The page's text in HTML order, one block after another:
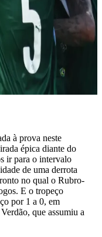
à prova neste
épica diante do
ir para o intervalo
de uma derrota
no qual o Rubro-
E o tropeço
por 1 a 0, em
que assumiu a